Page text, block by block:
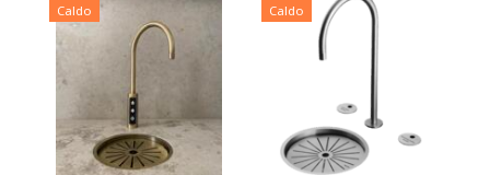
Caldo Caldo